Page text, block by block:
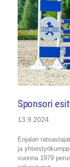
Sponsori
13.9.2024
Enjalan
ja
vuonna 1979